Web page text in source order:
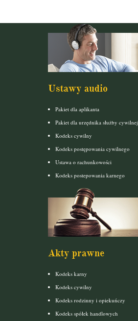
Ustawy audio
Pakiet dla aplikanta
Pakiet dla urzędnika służby cywilnej
Kodeks cywilny
Kodeks postępowania cywilnego
Ustawa o rachunkowości
Kodeks postepowania karnego
Akty prawne
Kodeks karny
Kodeks cywilny
Kodeks rodzinny i opiekuńczy
Kodeks spółek handlowych